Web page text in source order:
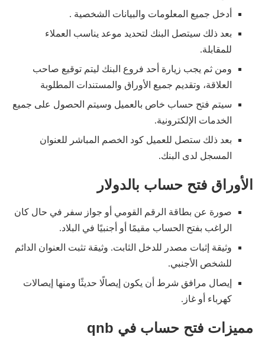
أدخل جميع المعلومات والبيانات الشخصية .
بعد ذلك سيتصل البنك لتحديد موعد يناسب العملاء
للمقابلة.
ومن ثم يجب زيارة أحد فروع البنك ليتم توقيع صاحب
العلاقة، وتقديم جميع الأوراق والمستندات المطلوبة
سيتم فتح حساب خاص بالعميل وسيتم الحصول على جميع
الخدمات الإلكترونية.
بعد ذلك ستصل للعميل كود الخصم المباشر للعنوان
المسجل لدى البنك.
الأوراق فتح حساب بالدولار
صورة عن بطاقة الرقم القومي أو جواز سفر في حال كان
الراغب بفتح الحساب مقيمًا أو أجنبيًا في البلاد.
وثيقة إثبات مصدر للدخل الثابت. وثيقة تثبت العنوان الدائم
للشخص الأجنبي.
إيصال مرافق شرط أن يكون إيصالًا حديثًا ومنها إيصالات
كهرباء أو غاز.
مميزات فتح حساب في qnb